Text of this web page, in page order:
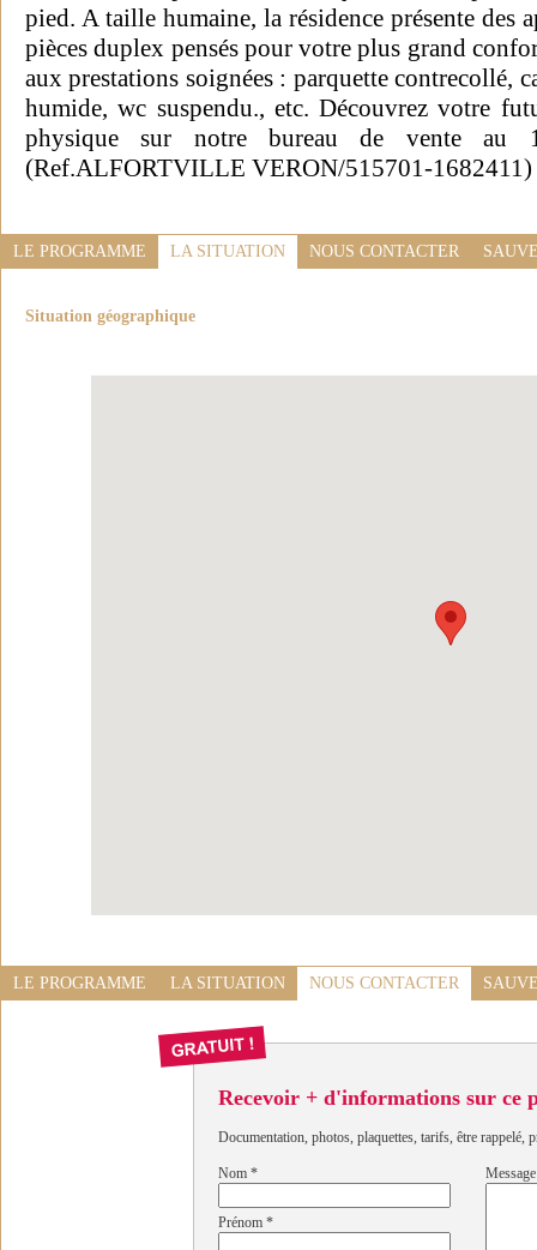
pied. A taille humaine, la résidence présente des
pièces duplex pensés pour votre plus grand
aux prestations soignées : parquette contrecollé,
humide, wc suspendu., etc. Découvrez votre
physique sur notre bureau de vente
(Ref.ALFORTVILLE VERON/515701-1682411)
LE PROGRAMME LA SITUATION NOUS CONTACTER
Situation géographique
LE PROGRAMME LA SITUATION NOUS CONTACTER
Recevoir + d'informations sur ce
Documentation, photos, plaquettes, tarifs, être rappelé,
Nom *
Prénom *
Message